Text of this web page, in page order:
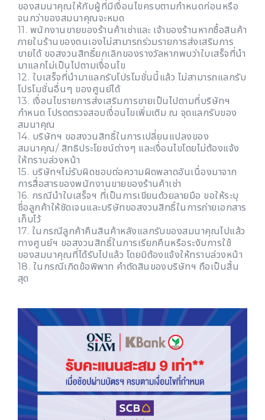
ของสมนาคุณให้กับผู้ที่มีเงื่อนไขครบตามกำหนดก่อนหรือ
จนกว่าของสมนาคุณจะหมด
11. พนักงานขายของร้านค้าเช่าและ เจ้าของร้านหากซื้อสินค้า
ภายในร้านของตนเองไม่สามารถร่วมรายการส่งเสริมการ
ขายได้ ขอสงวนสิทธิ์ยกเลิกของรางวัลหากพบว่าใบเสร็จที่นำ
มาแลกไม่เป็นไปตามเงื่อนไข
12. ใบเสร็จที่นำมาแลกรับโปรโมชั่นนี้แล้ว ไม่สามารถแลกรับ
โปรโมชั่นอื่นๆ ของศูนย์ได้
13. เงื่อนไขรายการส่งเสริมการขายเป็นไปตามที่บริษัทฯ
กำหนด โปรดตรวจสอบเงื่อนไขเพิ่มเติม ณ จุดแลกรับของ
สมนาคุณ
14. บริษัทฯ ขอสงวนสิทธิ์ในการเปลี่ยนแปลงของ
สมนาคุณ/ สิทธิประโยชน์ต่างๆ และเงื่อนไขโดยไม่ต้องแจ้ง
ให้ทราบล่วงหน้า
15. บริษัทฯไม่รับผิดชอบต่อความผิดพลาดอันเนื่องมาจาก
การสื่อสารของพนักงานขายของร้านค้าเช่า
16. กรณีนำใบเสร็จฯ ที่เป็นการเขียนด้วยลายมือ ขอให้ระบุ
ชื่อลูกค้าให้ชัดเจนและบริษัทขอสงวนสิทธิ์ในการถ่ายเอกสาร
เก็บไว้
17. ในกรณีลูกค้าคืนสินค้าหลังแลกรับของสมนาคุณไปแล้ว
ทางศูนย์ฯ ขอสงวนสิทธิ์ในการเรียกคืนหรือระงับการใช้
ของสมนาคุณที่ได้รับไปแล้ว โดยมิต้องแจ้งให้ทราบล่วงหน้า
18. ในกรณีเกิดข้อพิพาท คำตัดสินของบริษัทฯ ถือเป็นสิ้น
สุด